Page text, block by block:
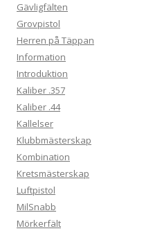
Gävligfälten
Grovpistol
Herren på Täppan
Information
Introduktion
Kaliber .357
Kaliber .44
Kallelser
Klubbmästerskap
Kombination
Kretsmästerskap
Luftpistol
MilSnabb
Mörkerfält